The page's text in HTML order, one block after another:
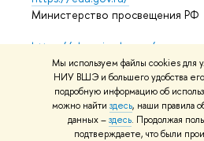
Мы используем файлы cookies для
НИУ ВШЭ и большего удобства
подробную информацию об
можно найти здесь, наши правила
данных –здесь. Продолжая
подтверждаете, что были
Министерство просвещения РФ
https://elearning.hse.ru/mooc
Массовые открытые онлайн-
© НИУ ВШЭ 1993–2026 Адреса и
использования материалов